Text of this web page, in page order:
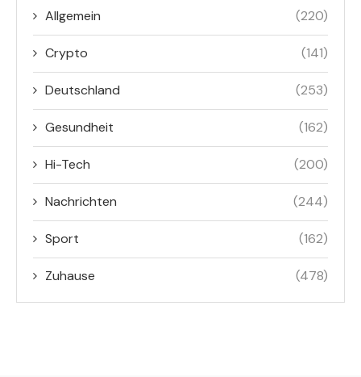
Allgemein (220)
Crypto (141)
Deutschland (253)
Gesundheit (162)
Hi-Tech (200)
Nachrichten (244)
Sport (162)
Zuhause (478)